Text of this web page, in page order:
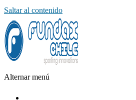
Saltar al contenido
Alternar menú